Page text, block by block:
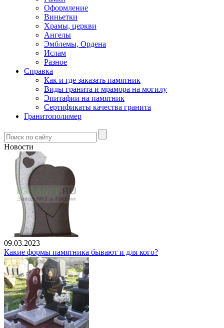
Оформление
Виньетки
Храмы, церкви
Ангелы
Эмблемы, Ордена
Ислам
Разное
Справка
Как и где заказать памятник
Виды гранита и мрамора на могилу
Эпитафии на памятник
Сертификаты качества гранита
Гранитополимер
Новости
09.03.2023
Какие формы памятника бывают и для кого?